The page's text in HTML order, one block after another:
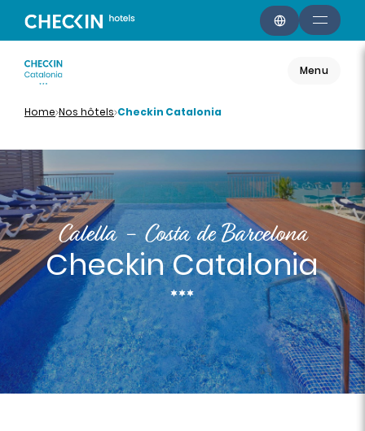
Menu
Home Nos hôtels Checkin Catalonia
Calella - Costa de Barcelona
Checkin Catalonia